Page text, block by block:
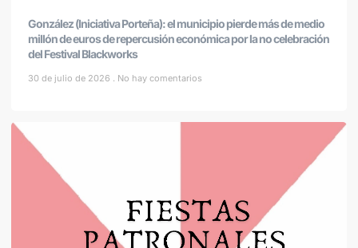
González (Iniciativa Porteña): el municipio pierde más de medio
millón de euros de repercusión económica por la no celebración
del Festival Blackworks
30 de julio de 2026 No hay comentarios